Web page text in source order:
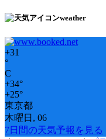
weather
+31
°
C
+34°
+25°
東京都
木曜日, 06
7日間の天気予報を見る